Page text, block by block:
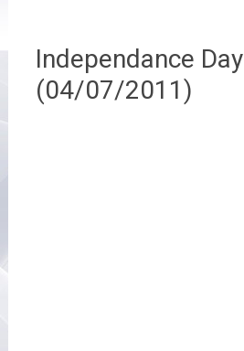
Independance Day
(04/07/2011)